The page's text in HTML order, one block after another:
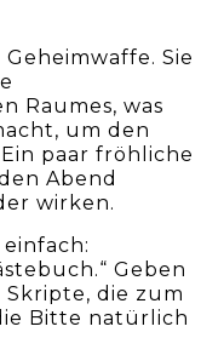
Sie
Raumes, was
um den
paar fröhliche
Abend
wirken.
Geben
die zum
Bitte natürlich